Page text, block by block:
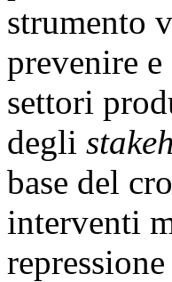
strumento
prevenire
settori
degli
base del
interventi